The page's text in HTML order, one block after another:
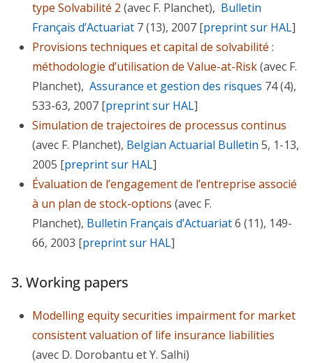
type Solvabilité 2 (avec F. Planchet), Bulletin
Français d’Actuariat 7 (13), 2007 [preprint sur HAL]
Provisions techniques et capital de solvabilité :
méthodologie d’utilisation de Value-at-Risk(avec F.
Planchet), Assurance et gestion des risques 74 (4),
533-63, 2007 [preprint sur HAL]
Simulation de trajectoires de processus continus
(avec F. Planchet), Belgian Actuarial Bulletin 5, 1-13,
2005 [preprint sur HAL]
Évaluation de l’engagement de l’entreprise associé
à un plan de stock-options (avec F.
Planchet), Bulletin Français d’Actuariat6 (11), 149-
66, 2003 [preprint sur HAL]
3. Working papers
Modelling equity securities impairment for market
consistent valuation of life insurance liabilities
(avec D. Dorobantu et Y. Salhi)